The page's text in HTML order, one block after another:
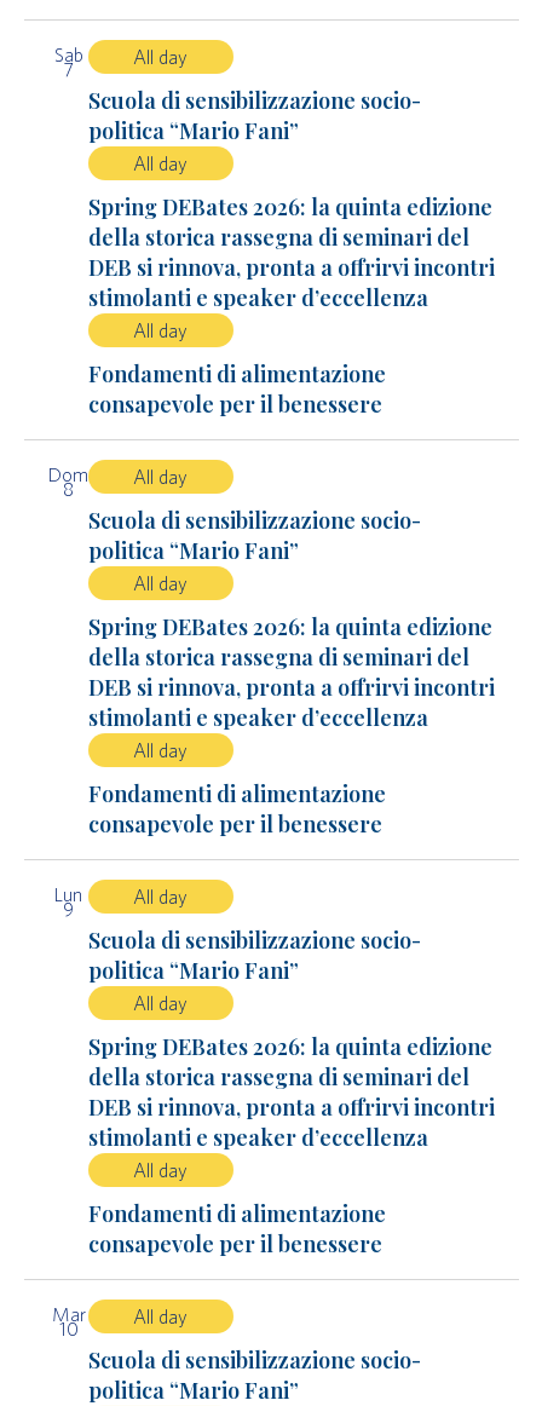
Sab
7
All day
Scuola di sensibilizzazione socio-
politica “Mario Fani”
All day
Spring DEBates 2026: la quinta edizione
della storica rassegna di seminari del
DEB si rinnova, pronta a offrirvi incontri
stimolanti e speaker d’eccellenza
All day
Fondamenti di alimentazione
consapevole per il benessere
Dom
8
All day
Scuola di sensibilizzazione socio-
politica “Mario Fani”
All day
Spring DEBates 2026: la quinta edizione
della storica rassegna di seminari del
DEB si rinnova, pronta a offrirvi incontri
stimolanti e speaker d’eccellenza
All day
Fondamenti di alimentazione
consapevole per il benessere
Lun
9
All day
Scuola di sensibilizzazione socio-
politica “Mario Fani”
All day
Spring DEBates 2026: la quinta edizione
della storica rassegna di seminari del
DEB si rinnova, pronta a offrirvi incontri
stimolanti e speaker d’eccellenza
All day
Fondamenti di alimentazione
consapevole per il benessere
Mar
10
All day
Scuola di sensibilizzazione socio-
politica “Mario Fani”